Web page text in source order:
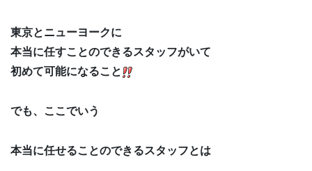
東京とニューヨークに
本当に任すことのできるスタッフがいて
初めて可能になること
でも、ここでいう
本当に任せることのできるスタッフとは